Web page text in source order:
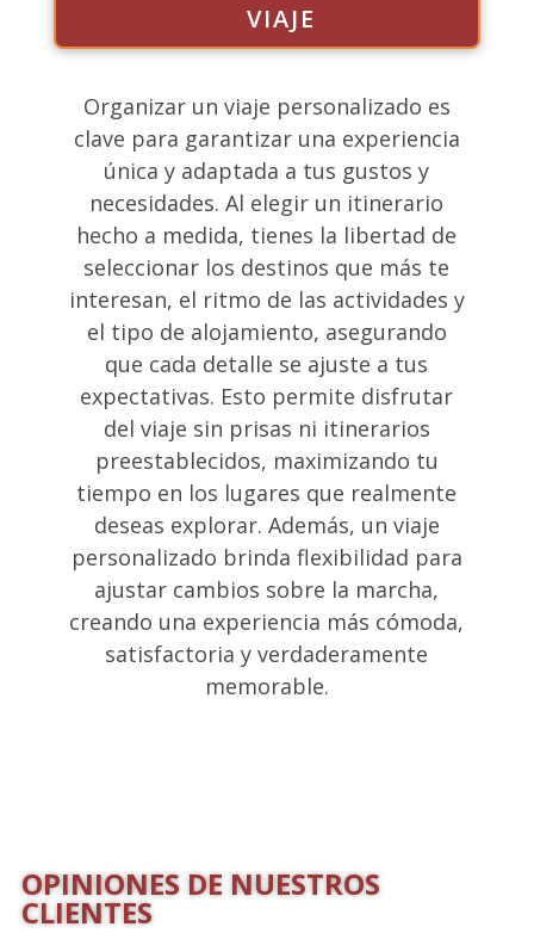
VIAJE
Organizar un viaje personalizado es
clave para garantizar una experiencia
única y adaptada a tus gustos y
necesidades. Al elegir un itinerario
hecho a medida, tienes la libertad de
seleccionar los destinos que más te
interesan, el ritmo de las actividades y
el tipo de alojamiento, asegurando
que cada detalle se ajuste a tus
expectativas. Esto permite disfrutar
del viaje sin prisas ni itinerarios
preestablecidos, maximizando tu
tiempo en los lugares que realmente
deseas explorar. Además, un viaje
personalizado brinda flexibilidad para
ajustar cambios sobre la marcha,
creando una experiencia más cómoda,
satisfactoria y verdaderamente
memorable.
OPINIONES DE NUESTROS
CLIENTES